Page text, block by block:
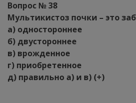
Вопрос № 38
Мультикистоз почки – это
а) одностороннее
б) двустороннее
в) врожденное
г) приобретенное
д) правильно а) и в) (+)